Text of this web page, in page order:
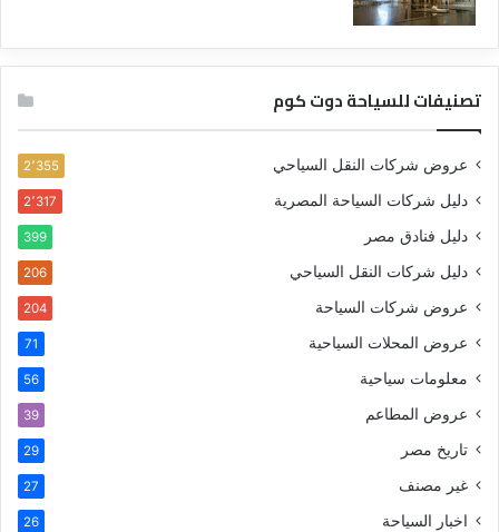
تصنيفات للسياحة دوت كوم
عروض شركات النقل السياحي 2٬355
دليل شركات السياحة المصرية 2٬317
دليل فنادق مصر 399
دليل شركات النقل السياحي 206
عروض شركات السياحة 204
عروض المحلات السياحية 71
معلومات سياحية 56
عروض المطاعم 39
تاريخ مصر 29
غير مصنف 27
اخبار السياحة 26